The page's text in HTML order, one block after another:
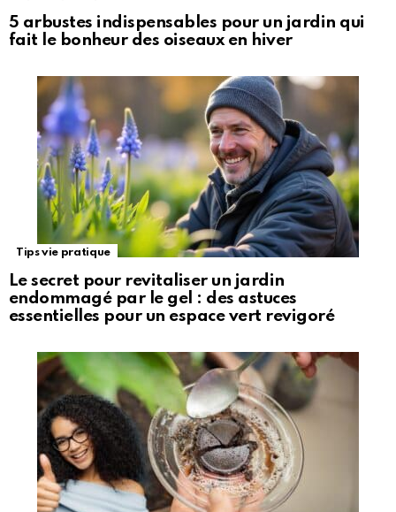
5 arbustes indispensables pour un jardin qui
fait le bonheur des oiseaux en hiver
Tips vie pratique
Le secret pour revitaliser un jardin
endommagé par le gel : des astuces
essentielles pour un espace vert revigoré